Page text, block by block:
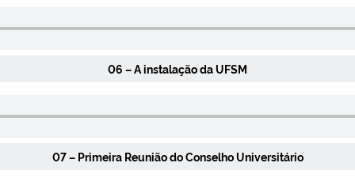
06 – A instalação da UFSM
07 – Primeira Reunião do Conselho Universitário